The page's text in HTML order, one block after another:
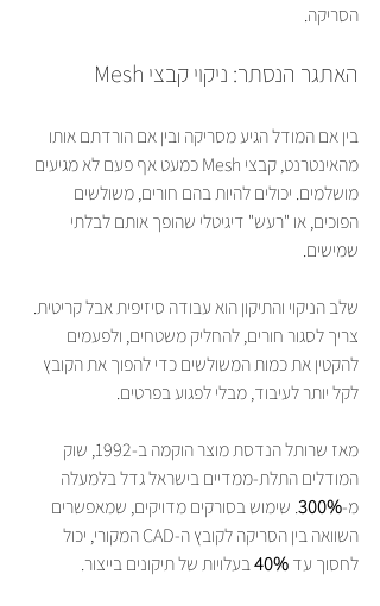
הסריקה.
האתגר הנסתר: ניקוי קבצי Mesh
בין אם המודל הגיע מסריקה ובין אם הורדתם אותו
מהאינטרנט, קבצי Mesh כמעט אף פעם לא מגיעים
מושלמים. יכולים להיות בהם חורים, משולשים
הפוכים, או "רעש" דיגיטלי שהופך אותם לבלתי
שמישים.
שלב הניקוי והתיקון הוא עבודה סיזיפית אבל קריטית.
צריך לסגור חורים, להחליק משטחים, ולפעמים
להקטין את כמות המשולשים כדי להפוך את הקובץ
לקל יותר לעיבוד, מבלי לפגוע בפרטים.
מאז שרותל הנדסת מוצר הוקמה ב-1992, שוק
המודלים התלת-ממדיים בישראל גדל בלמעלה
מ-300%. שימוש בסורקים מדויקים, שמאפשרים
השוואה בין הסריקה לקובץ ה-CAD המקורי, יכול
לחסוך עד 40% בעלויות של תיקונים בייצור.